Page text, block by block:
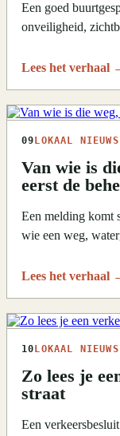
Een goed
onveiligheid,
Lees het verhaal
09 LOKAAL NIEUWS
Van wie is
eerst de
Een melding komt
wie een weg,
Lees het verhaal
10 LOKAAL NIEUWS
Zo lees je
straat
Een